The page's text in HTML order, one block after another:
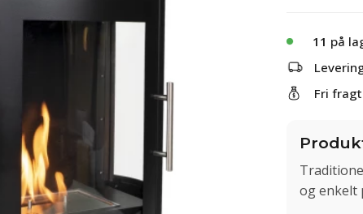
11 på
Fri
og enkelt